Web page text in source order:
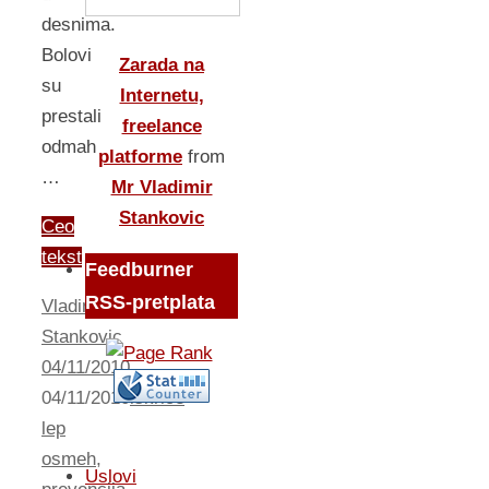
desnima.
Bolovi
su
prestali
odmah
…
Ceo
tekst
Vladimir
Stankovic
04/11/2010
04/11/2010iskrice
lep
osmeh,
Zarada na
Internetu,
freelance
platforme from
Mr Vladimir
Stankovic
Feedburner
RSS-pretplata
Uslovi